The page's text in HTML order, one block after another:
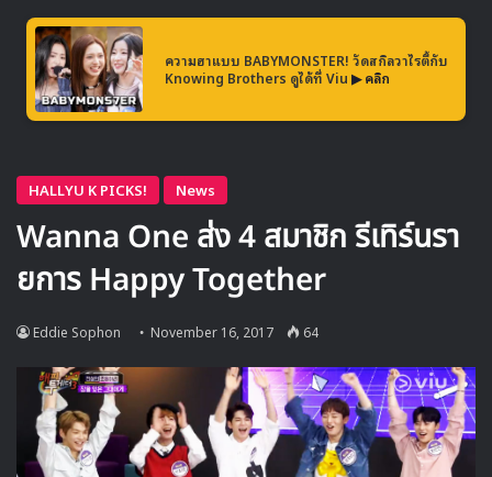
KARD ที่หยิบถ้วยรางวัลกลับมาก็เริ่มสังเกตเห็นเช่นกันว่า ชื่อบน
ถ้วยรางวัลไม่ใช่ชื่อวงตัวเอง แต่เป็นชื่อ Pristin ทำให้ทั้ง 2 วง
ทำการแลกเปลี่ยนรางวัลกัน
ความฮาแบบ BABYMONSTER! วัดสกิลวาไรตี้กับ
Knowing Brothers ดูได้ที่ Viu ▶ คลิก